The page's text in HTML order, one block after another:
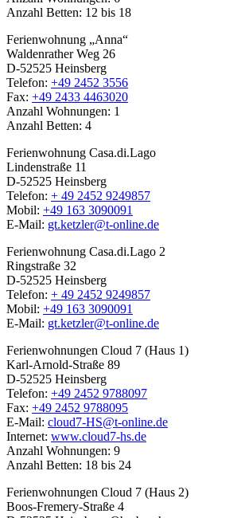
Anzahl Betten: 12 bis 18
Ferienwohnung „Anna“
Waldenrather Weg 26
D-52525 Heinsberg
Telefon: +49 2452 3556
Fax: +49 2433 4463020
Anzahl Wohnungen: 1
Anzahl Betten: 4
Ferienwohnung Casa.di.Lago
Lindenstraße 11
D-52525 Heinsberg
Telefon: + 49 2452 9249857
Mobil: +49 163 3090091
E-Mail: gt.ketzler@t-online.de
Ferienwohnung Casa.di.Lago 2
Ringstraße 32
D-52525 Heinsberg
Telefon: + 49 2452 9249857
Mobil: +49 163 3090091
E-Mail: gt.ketzler@t-online.de
Ferienwohnungen Cloud 7 (Haus 1)
Karl-Arnold-Straße 89
D-52525 Heinsberg
Telefon: +49 2452 9788097
Fax: +49 2452 9788095
E-Mail: cloud7-HS@t-online.de
Internet: www.cloud7-hs.de
Anzahl Wohnungen: 9
Anzahl Betten: 18 bis 24
Ferienwohnungen Cloud 7 (Haus 2)
Boos-Fremery-Straße 4